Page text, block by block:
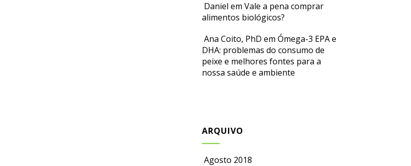
Daniel em Vale a pena comprar
alimentos biológicos?
Ana Coito, PhD em Ómega-3 EPA e
DHA: problemas do consumo de
peixe e melhores fontes para a
nossa saúde e ambiente
ARQUIVO
Agosto 2018